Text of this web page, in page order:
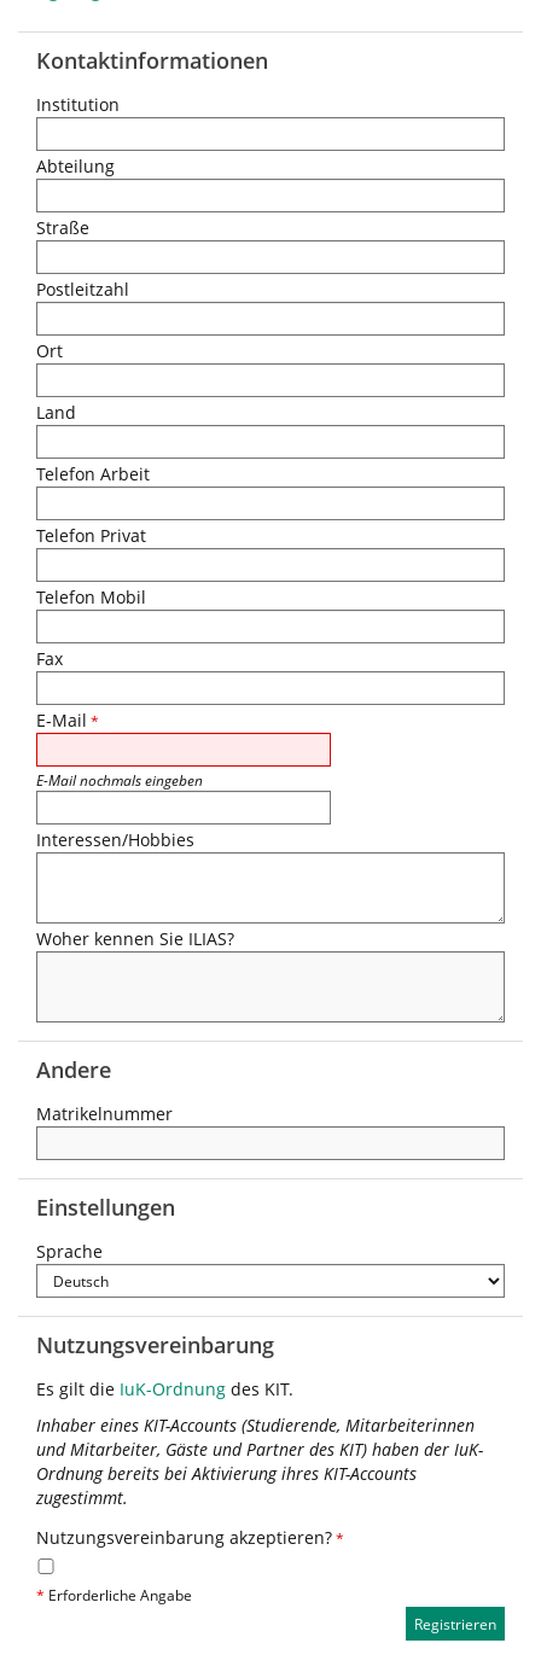
Kontaktinformationen
Institution
Abteilung
Straße
Postleitzahl
Ort
Land
Telefon Arbeit
Telefon Privat
Telefon Mobil
Fax
E-Mail *
E-Mail nochmals eingeben
Interessen/Hobbies
Woher kennen Sie ILIAS?
Andere
Matrikelnummer
Einstellungen
Sprache
Nutzungsvereinbarung
Es gilt die IuK-Ordnung des KIT.
Inhaber eines KIT-Accounts (Studierende, Mitarbeiterinnen
und Mitarbeiter, Gäste und Partner des KIT) haben der IuK-
Ordnung bereits bei Aktivierung ihres KIT-Accounts
zugestimmt.
Nutzungsvereinbarung akzeptieren?*
* Erforderliche Angabe